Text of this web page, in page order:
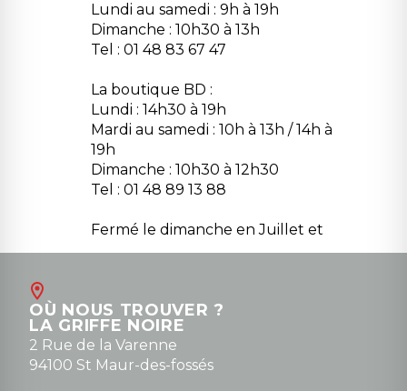
Lundi au samedi : 9h à 19h
Dimanche : 10h30 à 13h
Tel : 01 48 83 67 47
La boutique BD :
Lundi : 14h30 à 19h
Mardi au samedi : 10h à 13h / 14h à
19h
Dimanche : 10h30 à 12h30
Tel : 01 48 89 13 88
Fermé le dimanche en Juillet et
Août
contact@la-griffe-noire.com
0148836747
OÙ NOUS TROUVER ?
LA GRIFFE NOIRE
2 Rue de la Varenne
94100 St Maur-des-fossés